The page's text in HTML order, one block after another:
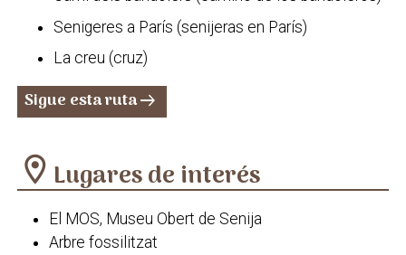
Senigeres a París (senijeras en París)
La creu (cruz)
Sigue esta rutaarrow_right_alt
location_on Lugares de interés
El MOS, Museu Obert de Senija
Arbre fossilitzat